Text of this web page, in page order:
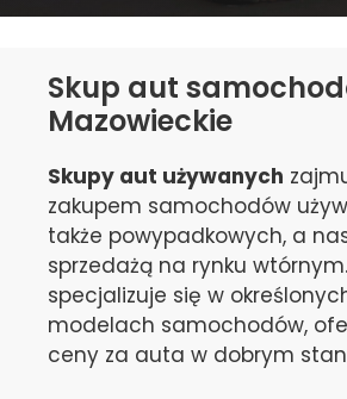
Skup aut
Mazowieckie
Skupy aut używanych
zakupem samochodów
także powypadkowych, a
sprzedażą na rynku
specjalizuje się w
modelach samochodów,
ceny za auta w dobrym